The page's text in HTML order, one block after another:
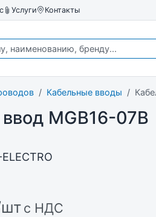
Услуги Контакты
Кабельные вводы
MGB16-07B
с НДС